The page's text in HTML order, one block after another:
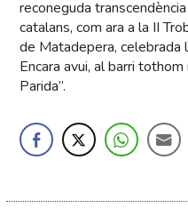
reconeguda
catalans, com ara a la II
de Matadepera, celebrada
Encara avui, al barri
Parida”.